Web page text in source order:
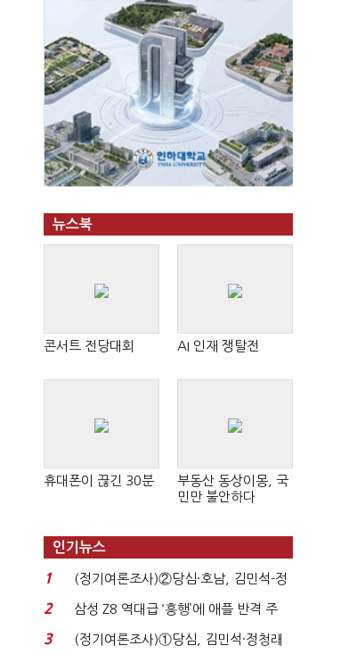
뉴스북
콘서트 전당대회 AI 인재 쟁탈전
휴대폰이 끊긴 30분
부동산 동상이몽, 국
민만 불안하다
인기뉴스
1
(정기여론조사)②당심·호남, 김민석-정
청래 '초접전'...
2
삼성 Z8 역대급 ‘흥행’에 애플 반격 주
목…9월 ‘폴...
3
(정기여론조사)①당심, 김민석·정청래